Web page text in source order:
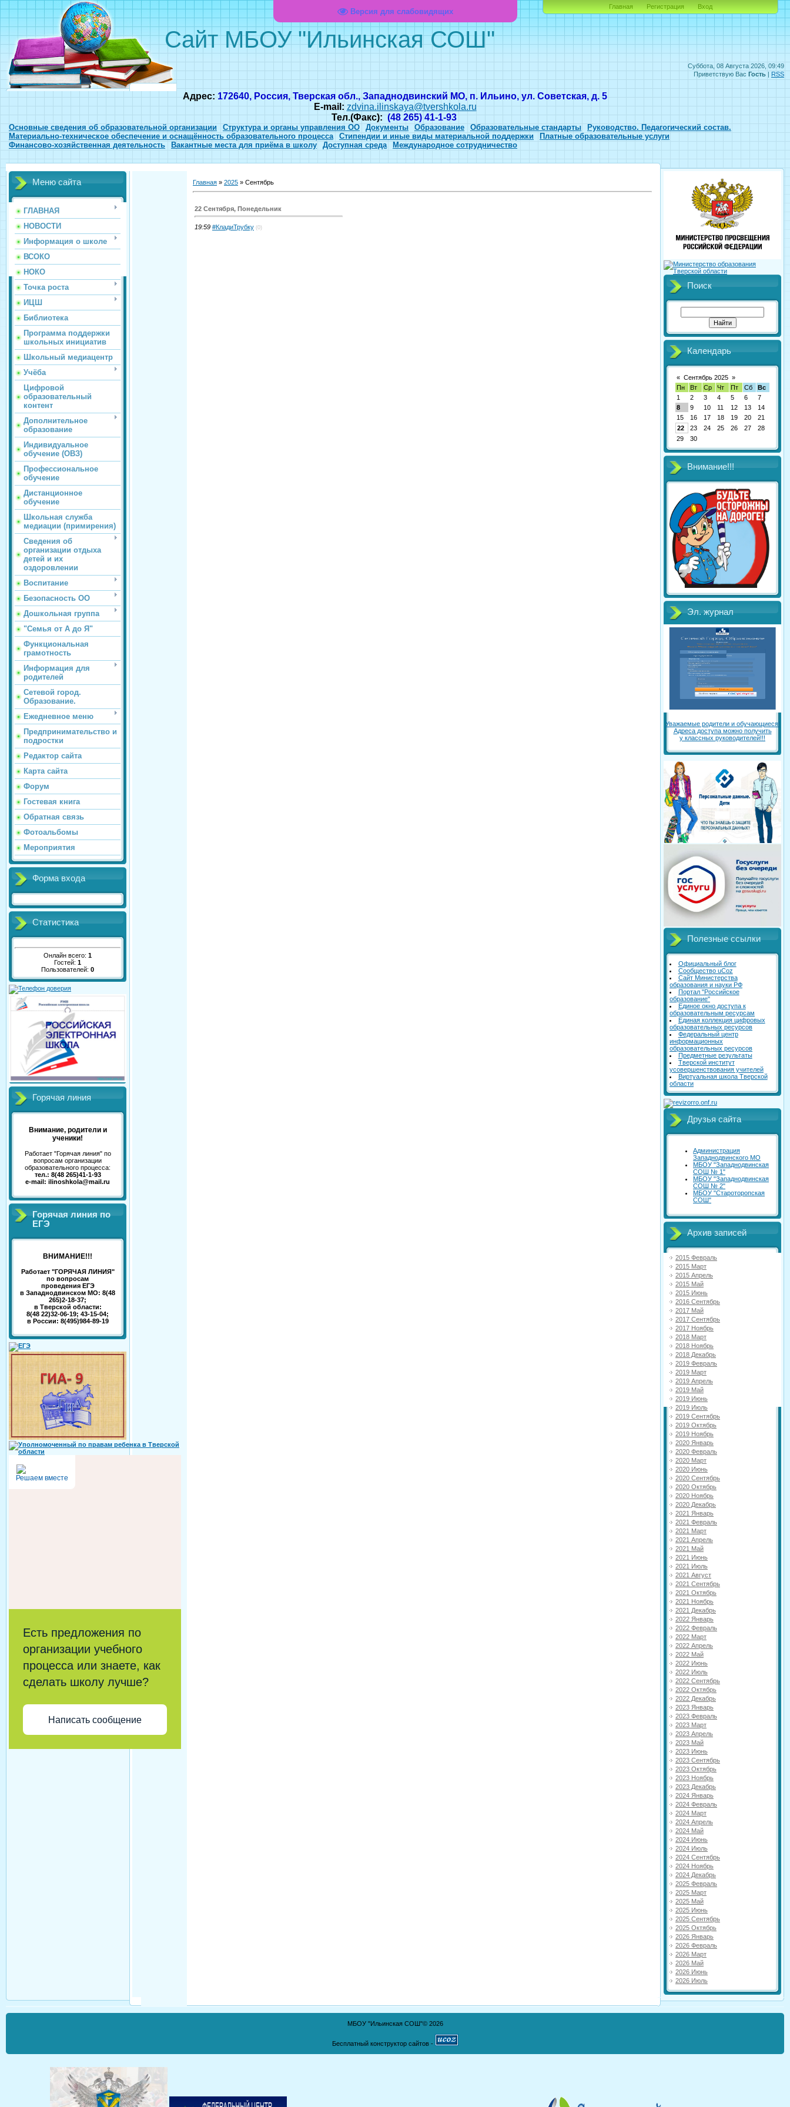
Версия для слабовидящих
Суббота, 08 Августа 2026, 09:49
Приветствую Вас Гость | RSS
Сайт МБОУ "Ильинская СОШ"
Главная Регистрация Вход
Адрес: 172640, Россия, Тверская обл., Западнодвинский МО, п. Ильино, ул. Советская, д. 5
E-mail: zdvina.ilinskaya@tvershkola.ru
Тел.(Факс): (48 265) 41-1-93
Основные сведения об образовательной организации Структура и органы управления ОО Документы Образование Образовательные стандарты
Руководство. Педагогический состав.
Материально-техническое обеспечение и оснащённость образовательного процесса
Стипендии и иные виды материальной поддержки
Платные образовательные услуги
Финансово-хозяйственная деятельность
Вакантные места для приёма в школу Доступная среда Международное сотрудничество
Меню сайта
ГЛАВНАЯ
НОВОСТИ
Информация о школе
ВСОКО
НОКО
Точка роста
ИЦШ
Библиотека
Программа поддержки
школьных инициатив
Школьный медиацентр
Учёба
Цифровой
образовательный
контент
Дополнительное
образование
Индивидуальное
обучение (ОВЗ)
Профессиональное
обучение
Дистанционное
обучение
Школьная служба
медиации (примирения)
Сведения об
организации отдыха
детей и их
оздоровлении
Воспитание
Безопасность ОО
Дошкольная группа
"Семья от А до Я"
Функциональная
грамотность
Информация для
родителей
Сетевой город.
Образование.
Ежедневное меню
Предпринимательство и
подростки
Редактор сайта
Карта сайта
Форум
Гостевая книга
Обратная связь
Фотоальбомы
Мероприятия
Форма входа
Статистика
Онлайн всего: 1
Гостей: 1
Пользователей: 0
Горячая линия
Внимание, родители и
ученики!
Работает "Горячая линия" по
вопросам организации
образовательного процесса:
тел.: 8(48 265)41-1-93
e-mail: ilinoshkola@mail.ru
Горячая линия по
ЕГЭ
ВНИМАНИЕ!!!
Работает "ГОРЯЧАЯ ЛИНИЯ"
по вопросам
проведения ЕГЭ
в Западнодвинском МО: 8(48
265)2-18-37;
в Тверской области:
8(48 22)32-06-19; 43-15-04;
в России: 8(495)984-89-19
Решаем вместе
Есть предложения по
организации учебного
процесса или знаете, как
сделать школу лучше?
Написать сообщение
Главная » 2025 » Сентябрь
22 Сентября, Понедельник
19:59 #КладиТрубку (0)
Поиск
Календарь
« Сентябрь 2025 »
Пн
Вт Ср Чт Пт Сб
Вс
1
2 3 4 5 6
7
8
9 10 11 12 13
14
15
16 17 18 19 20
21
22
23 24 25 26 27
28
29
30
Внимание!!!
Эл. журнал
Уважаемые родители и обучающиеся!
Адреса доступа можно получить
у классных руководителей!!!
Полезные ссылки
Официальный блог
Сообщество uCoz
Сайт Министерства
образования и науки РФ
Портал "Российское
образование"
Единое окно доступа к
образовательным ресурсам
Единая коллекция цифровых
образовательных ресурсов
Федеральный центр
информационных
образовательных ресурсов
Предметные результаты
Тверской институт
усовершенствования учителей
Виртуальная школа Тверской
области
Друзья сайта
Администрация
Западнодвинского МО
МБОУ "Западнодвинская
СОШ № 1"
МБОУ "Западнодвинская
СОШ № 2"
МБОУ "Староторопская
СОШ"
Архив записей
2015 Февраль
2015 Март
2015 Апрель
2015 Май
2015 Июнь
2016 Сентябрь
2017 Май
2017 Сентябрь
2017 Ноябрь
2018 Март
2018 Ноябрь
2018 Декабрь
2019 Февраль
2019 Март
2019 Апрель
2019 Май
2019 Июнь
2019 Июль
2019 Сентябрь
2019 Октябрь
2019 Ноябрь
2020 Январь
2020 Февраль
2020 Март
2020 Июнь
2020 Сентябрь
2020 Октябрь
2020 Ноябрь
2020 Декабрь
2021 Январь
2021 Февраль
2021 Март
2021 Апрель
2021 Май
2021 Июнь
2021 Июль
2021 Август
2021 Сентябрь
2021 Октябрь
2021 Ноябрь
2021 Декабрь
2022 Январь
2022 Февраль
2022 Март
2022 Апрель
2022 Май
2022 Июнь
2022 Июль
2022 Сентябрь
2022 Октябрь
2022 Декабрь
2023 Январь
2023 Февраль
2023 Март
2023 Апрель
2023 Май
2023 Июнь
2023 Сентябрь
2023 Октябрь
2023 Ноябрь
2023 Декабрь
2024 Январь
2024 Февраль
2024 Март
2024 Апрель
2024 Май
2024 Июнь
2024 Июль
2024 Сентябрь
2024 Ноябрь
2024 Декабрь
2025 Февраль
2025 Март
2025 Май
2025 Июнь
2025 Сентябрь
2025 Октябрь
2026 Январь
2026 Февраль
2026 Март
2026 Май
2026 Июнь
2026 Июль
МБОУ "Ильинская СОШ"© 2026
Бесплатный конструктор сайтов -